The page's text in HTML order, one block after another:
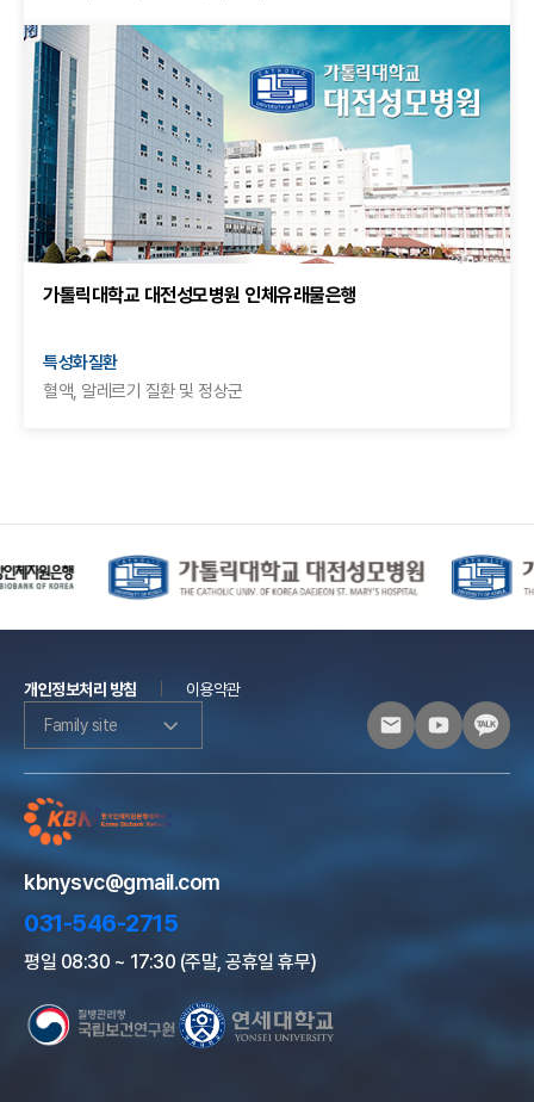
가톨릭대학교 대전성모병원 인체유래물은행
특성화질환
혈액, 알레르기 질환 및 정상군
개인정보처리 방침
이용약관
Family site
kbnysvc@gmail.com
031-546-2715
평일 08:30 ~ 17:30 (주말, 공휴일 휴무)